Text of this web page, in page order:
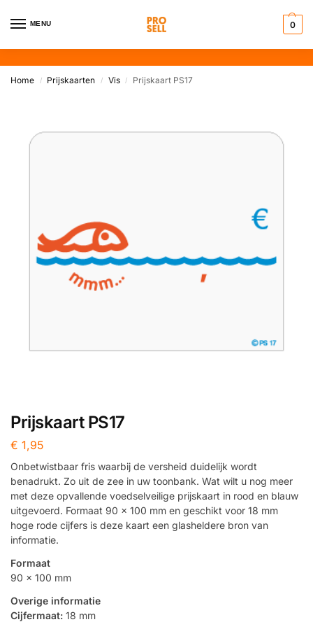
MENU 0
Home / Prijskaarten / Vis / Prijskaart PS17
Prijskaart PS17
€ 1,95
Onbetwistbaar fris waarbij de versheid duidelijk wordt
benadrukt. Zo uit de zee in uw toonbank. Wat wilt u nog meer
met deze opvallende voedselveilige prijskaart in rood en blauw
uitgevoerd. Formaat 90 x 100 mm en geschikt voor 18 mm
hoge rode cijfers is deze kaart een glasheldere bron van
informatie.
Formaat
90 x 100 mm
Overige informatie
Cijfermaat: 18 mm